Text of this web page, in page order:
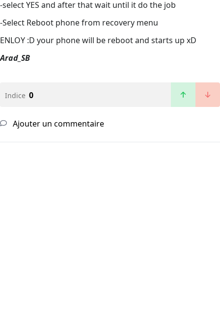
-select YES and after that wait until it do the job
-Select Reboot phone from recovery menu
ENLOY :D your phone will be reboot and starts up xD
Arad_SB
Indice 0
Ajouter un commentaire